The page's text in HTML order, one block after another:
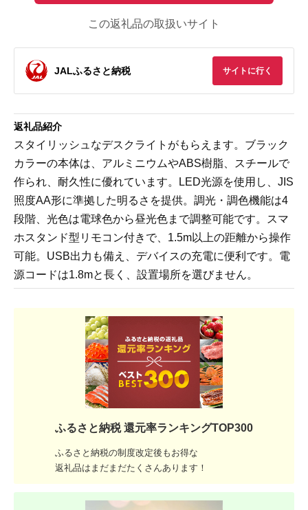
この返礼品の取扱いサイト
JALふるさと納税 サイトに行く
返礼品紹介
スタイリッシュなデスクライトがもらえます。ブラック
カラーの本体は、アルミニウムやABS樹脂、スチールで
作られ、耐久性に優れています。LED光源を使用し、JIS
照度AA形に準拠した明るさを提供。調光・調色機能は4
段階、光色は電球色から昼光色まで調整可能です。スマ
ホスタンド型リモコン付きで、1.5m以上の距離から操作
可能。USB出力も備え、デバイスの充電に便利です。電
源コードは1.8mと長く、設置場所を選びません。
ふるさと納税 還元率ランキングTOP300
ふるさと納税の制度改定後もお得な
返礼品はまだまだたくさんあります！